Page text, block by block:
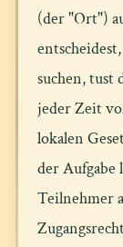
(der "Ort")
suchen, tust
jeder Zeit
lokalen
der Aufgabe
Teilnehmer